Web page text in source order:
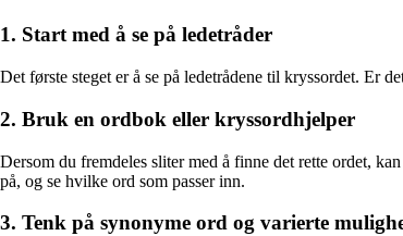
1. Start med å se på ledetråder
Det første steget er å se på ledetrådene til kryssordet. Er
2. Bruk en ordbok eller kryssordhjelper
Dersom du fremdeles sliter med å finne det rette ordet,
på, og se hvilke ord som passer inn.
3. Tenk på synonyme ord og varierte